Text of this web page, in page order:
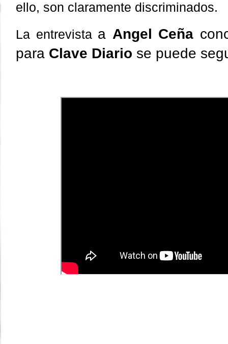
ello, son claramente discriminados.
La entrevista a Angel Ceña
para Clave Diario se puede